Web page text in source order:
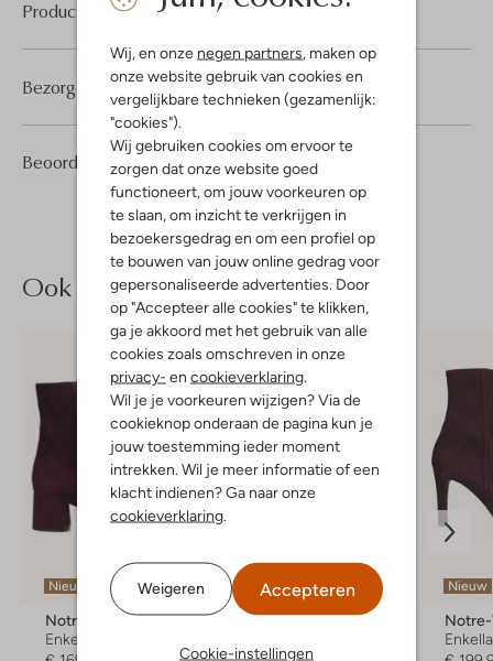
Wij, en onze negen partners , maken op
onze website gebruik van cookies en
vergelijkbare technieken (gezamenlijk:
"cookies").
Wij gebruiken cookies om ervoor te
zorgen dat onze website goed
functioneert, om jouw voorkeuren op
te slaan, om inzicht te verkrijgen in
bezoekersgedrag en om een profiel op
te bouwen van jouw online gedrag voor
gepersonaliseerde advertenties. Door
op "Accepteer alle cookies" te klikken,
ga je akkoord met het gebruik van alle
cookies zoals omschreven in onze
privacy- en cookieverklaring
Wil je je voorkeuren wijzigen? Via de
cookieknop onderaan de pagina kun je
jouw toestemming ieder moment
intrekken. Wil je meer informatie of een
klacht indienen? Ga naar onze
cookieverklaring
Weigeren Accepteren
Cookie-instellingen
Product informatie
Beoordelingen (1) 5
1
5
Sterren
Bezorgen & retourneren
Ook iets voor jou?
Nieuw
Notre-V
Enkellaarsjes
-20%
Peter Kaiser
Nieuw